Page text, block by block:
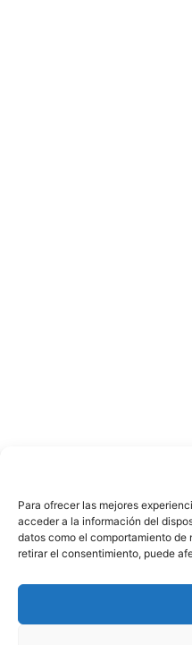
Para ofrecer las mejores
acceder a la información del
datos como el comportamiento
retirar el consentimiento, puede